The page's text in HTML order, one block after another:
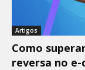
Artigos
Como
reversa no e-